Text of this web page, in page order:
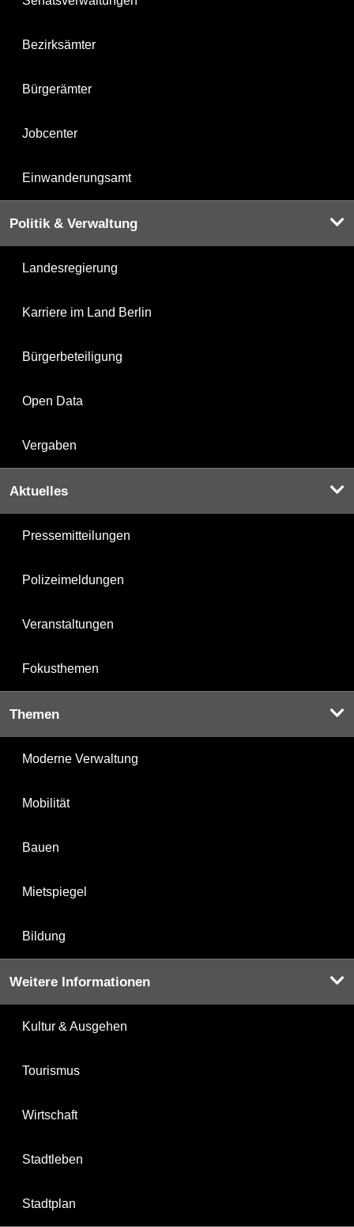
Bezirksämter
Bürgerämter
Jobcenter
Einwanderungsamt
Politik & Verwaltung
Landesregierung
Karriere im Land Berlin
Bürgerbeteiligung
Open Data
Vergaben
Aktuelles
Pressemitteilungen
Polizeimeldungen
Veranstaltungen
Fokusthemen
Themen
Moderne Verwaltung
Mobilität
Bauen
Mietspiegel
Bildung
Weitere Informationen
Kultur & Ausgehen
Tourismus
Wirtschaft
Stadtleben
Stadtplan